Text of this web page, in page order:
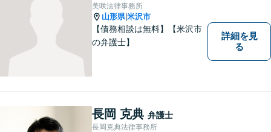
美咲法律事務所
山形県|米沢市
【債務相談は無料】【米沢市
の弁護士】
詳細を見
る
長岡 克典 弁護士
長岡克典法律事務所